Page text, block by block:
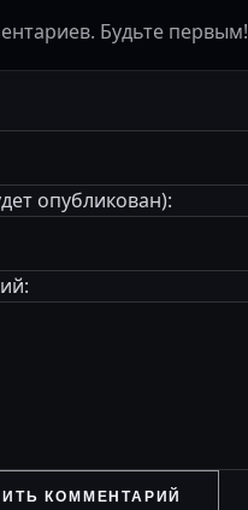
Будьте первым!
опубликован):
КОММЕНТАРИЙ